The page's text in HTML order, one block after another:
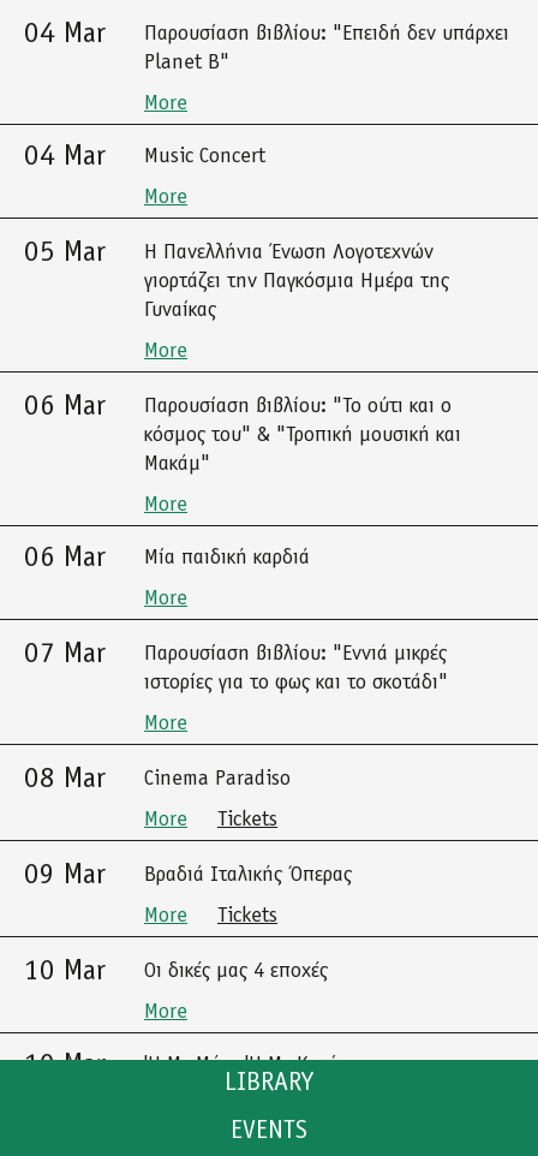
LIBRARY
CATALOGUE
EVENTS
04 Mar
Παρουσίαση βιβλίου: "Επειδή δεν υπάρχει
Planet B"
More
04 Mar
Music Concert
More
05 Mar
Η Πανελλήνια Ένωση Λογοτεχνών
γιορτάζει την Παγκόσμια Ημέρα της
Γυναίκας
More
06 Mar
Παρουσίαση βιβλίου: "Το ούτι και ο
κόσμος του" & "Τροπική μουσική και
Μακάμ"
More
06 Mar
Μία παιδική καρδιά
More
07 Mar
Παρουσίαση βιβλίου: "Εννιά μικρές
ιστορίες για το φως και το σκοτάδι"
More
08 Mar
Cinema Paradiso
More
Tickets
09 Mar
Βραδιά Ιταλικής Όπερας
More
Tickets
10 Mar
Οι δικές μας 4 εποχές
More
10 Mar
'Η Με Μένα 'Η Με Καμία